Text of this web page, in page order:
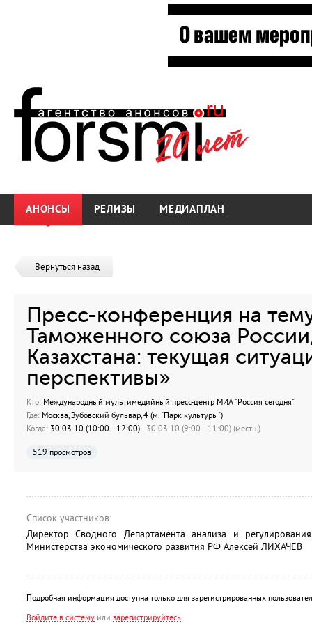
АНОНСЫ РЕЛИЗЫ МЕДИАПЛАН
Вернуться назад
Пресс-конференция на
Таможенного союза
Казахстана: текущая
перспективы»
Кто: Международный мультимедийный пресс-центр МИА "Россия сегодня"
Где: Москва, Зубовский бульвар, 4 (м. "Парк культуры")
Когда: 30.03.10 (10:00—12:00) | 30.03.10 (9:00—11:00) (местн.)
519 просмотров
Список участников:
Директор Сводного Департамента анализа и
Министерства экономического развития РФ Алексей ЛИХАЧЕВ
Подробная информация доступна только для зарегистрированных
Войдите в систему или зарегистрируйтесь